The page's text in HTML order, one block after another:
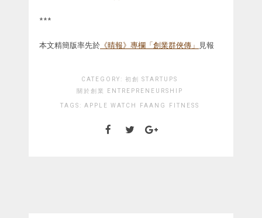
***
本文精簡版率先於 《晴報》專欄「創業群俠傳」 見報
CATEGORY: 初創 STARTUPS
關於創業 ENTREPRENEURSHIP
TAGS: APPLE WATCH FAANG FITNESS